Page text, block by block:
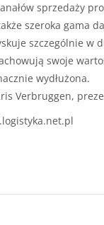
sprzedaży
szeroka gama
szczególnie w
swoje
wydłużona.
Verbruggen,